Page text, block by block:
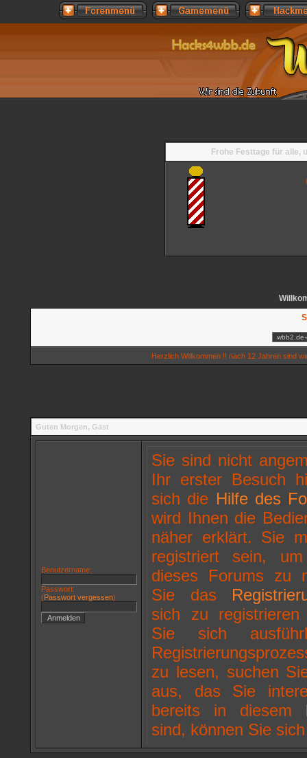
Frohe Festtage für alle,
Herzlich Willkommen !! nach 12 Jahren sind
Guten Morgen, Gast
Benutzername:
Passwort:
(Passwort vergessen)
Sie sind nicht
Ihr erster Besuch
sich die Hilfe des
wird Ihnen die
näher erklärt. Sie
registriert sein,
dieses Forums zu
Sie das
sich zu
Sie sich
zu lesen, suchen
aus, das Sie
bereits in diesem
sind, können Sie